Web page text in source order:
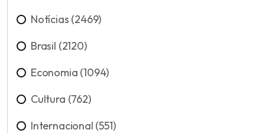
Notícias (2469)
Brasil (2120)
Economia (1094)
Cultura (762)
Internacional (551)